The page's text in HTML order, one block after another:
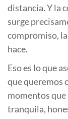
distancia. Y la
surge
compromiso,
hace.
Eso es lo que
que queremos
momentos
tranquila,